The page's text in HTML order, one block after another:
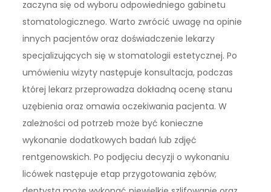
zaczyna się od wyboru odpowiedniego gabinetu
stomatologicznego. Warto zwrócić uwagę na opinie
innych pacjentów oraz doświadczenie lekarzy
specjalizujących się w stomatologii estetycznej. Po
umówieniu wizyty następuje konsultacja, podczas
której lekarz przeprowadza dokładną ocenę stanu
uzębienia oraz omawia oczekiwania pacjenta. W
zależności od potrzeb może być konieczne
wykonanie dodatkowych badań lub zdjęć
rentgenowskich. Po podjęciu decyzji o wykonaniu
licówek następuje etap przygotowania zębów;